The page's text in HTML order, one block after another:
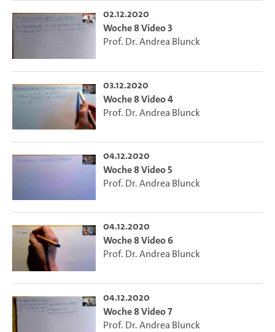
02.12.2020
Woche 8 Video 3
Prof. Dr. Andrea Blunck
03.12.2020
Woche 8 Video 4
Prof. Dr. Andrea Blunck
04.12.2020
Woche 8 Video 5
Prof. Dr. Andrea Blunck
04.12.2020
Woche 8 Video 6
Prof. Dr. Andrea Blunck
04.12.2020
Woche 8 Video 7
Prof. Dr. Andrea Blunck